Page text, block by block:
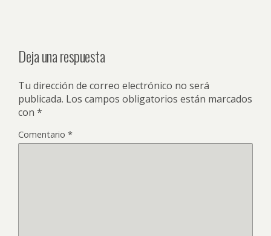
Deja una respuesta
Tu dirección de correo electrónico no será
publicada. Los campos obligatorios están marcados
con *
Comentario *